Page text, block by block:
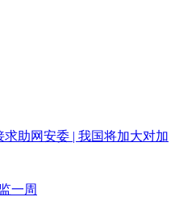
助网安委 | 我国将加大对加
一周